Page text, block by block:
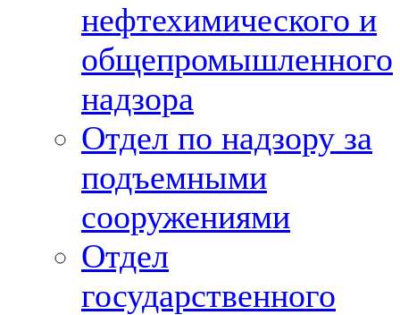
нефтехимического и
общепромышленного
надзора
Отдел по надзору за
подъемными
сооружениями
Отдел
государственного